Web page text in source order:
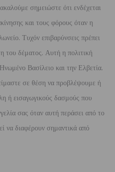
σημειώστε ότι ενδέχεται
και τους φόρους όταν η
Τυχόν επιβαρύνσεις πρέπει
του δέματος. Αυτή η πολιτική
Βασίλειο και την Ελβετία.
σε θέση να προβλέψουμε ή
ή εισαγωγικούς δασμούς που
σας όταν αυτή περάσει από το
να διαφέρουν σημαντικά από